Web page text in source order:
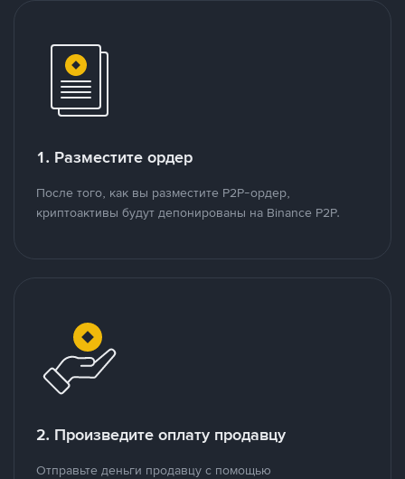
1. Разместите ордер
После того, как вы разместите P2P-ордер,
криптоактивы будут депонированы на Binance P2P.
2. Произведите оплату продавцу
Отправьте деньги продавцу с помощью